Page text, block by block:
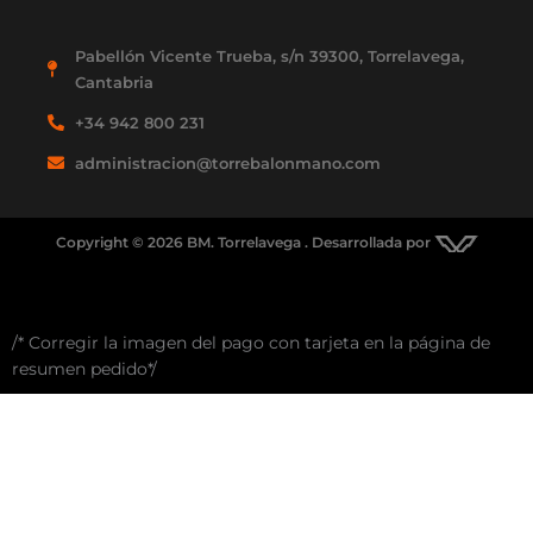
Pabellón Vicente Trueba, s/n 39300, Torrelavega,
Cantabria
+34 942 800 231
administracion@torrebalonmano.com
Copyright © 2026 BM. Torrelavega . Desarrollada por
/* Corregir la imagen del pago con tarjeta en la página de
resumen pedido*/